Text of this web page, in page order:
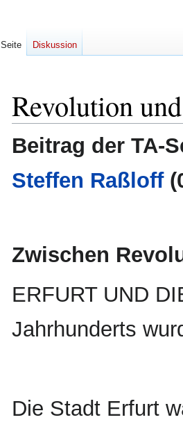
Navigation
springen
Suche
springen
Revolution
Beitrag der TA-
Steffen Raßloff
Zwischen
ERFURT UND
Jahrhunderts
Die Stadt Erfurt
Seite Diskussion